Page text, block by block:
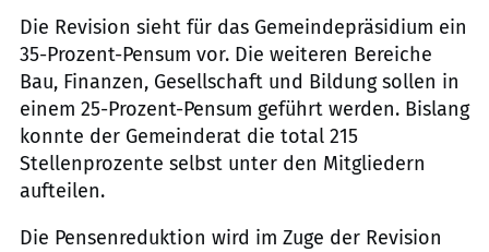
Die Revision sieht für das Gemeindepräsidium ein
35-Prozent-Pensum vor. Die weiteren Bereiche
Bau, Finanzen, Gesellschaft und Bildung sollen in
einem 25-Prozent-Pensum geführt werden. Bislang
konnte der Gemeinderat die total 215
Stellenprozente selbst unter den Mitgliedern
aufteilen.
Die Pensenreduktion wird im Zuge der Revision